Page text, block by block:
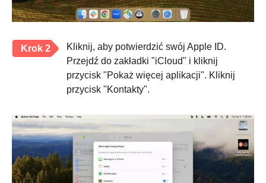
Krok 2
Kliknij, aby potwierdzić swój Apple ID.
Przejdź do zakładki "iCloud" i kliknij
przycisk "Pokaż więcej aplikacji". Kliknij
przycisk "Kontakty".